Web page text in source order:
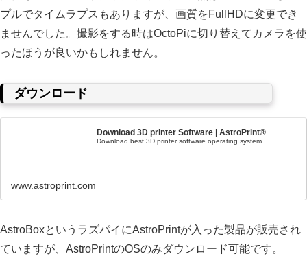
プルでタイムラプスもありますが、画質をFullHDに変更でき
ませんでした。撮影をする時はOctoPiに切り替えてカメラを使
ったほうが良いかもしれません。
ダウンロード
Download 3D printer Software | AstroPrint®
Download best 3D printer software operating system
www.astroprint.com
AstroBoxというラズパイにAstroPrintが入った製品が販売され
ていますが、AstroPrintのOSのみダウンロード可能です。